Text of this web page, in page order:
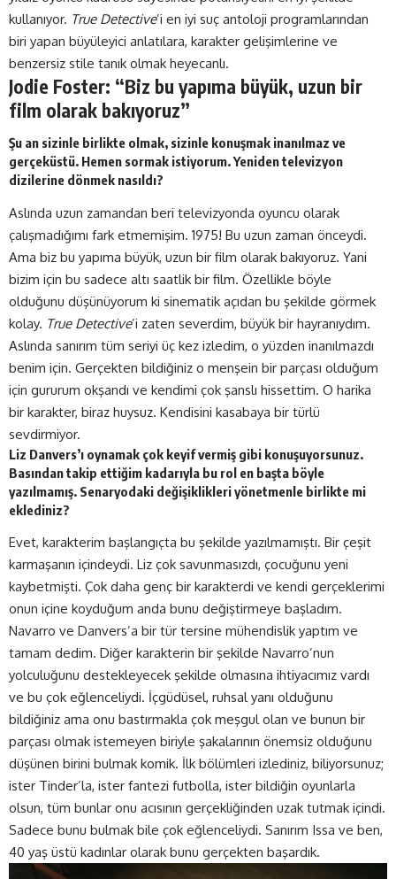
kullanıyor. True Detective’i en iyi suç antoloji programlarından
biri yapan büyüleyici anlatılara, karakter gelişimlerine ve
benzersiz stile tanık olmak heyecanlı.
Jodie Foster: “Biz bu yapıma büyük, uzun bir
film olarak bakıyoruz”
Şu an sizinle birlikte olmak, sizinle konuşmak inanılmaz ve
gerçeküstü. Hemen sormak istiyorum. Yeniden televizyon
dizilerine dönmek nasıldı?
Aslında uzun zamandan beri televizyonda oyuncu olarak
çalışmadığımı fark etmemişim. 1975! Bu uzun zaman önceydi.
Ama biz bu yapıma büyük, uzun bir film olarak bakıyoruz. Yani
bizim için bu sadece altı saatlik bir film. Özellikle böyle
olduğunu düşünüyorum ki sinematik açıdan bu şekilde görmek
kolay. True Detective’i zaten severdim, büyük bir hayranıydım.
Aslında sanırım tüm seriyi üç kez izledim, o yüzden inanılmazdı
benim için. Gerçekten bildiğiniz o menşein bir parçası olduğum
için gururum okşandı ve kendimi çok şanslı hissettim. O harika
bir karakter, biraz huysuz. Kendisini kasabaya bir türlü
sevdirmiyor.
Liz Danvers’ı oynamak çok keyif vermiş gibi konuşuyorsunuz.
Basından takip ettiğim kadarıyla bu rol en başta böyle
yazılmamış. Senaryodaki değişiklikleri yönetmenle birlikte mi
eklediniz?
Evet, karakterim başlangıçta bu şekilde yazılmamıştı. Bir çeşit
karmaşanın içindeydi. Liz çok savunmasızdı, çocuğunu yeni
kaybetmişti. Çok daha genç bir karakterdi ve kendi gerçeklerimi
onun içine koyduğum anda bunu değiştirmeye başladım.
Navarro ve Danvers’a bir tür tersine mühendislik yaptım ve
tamam dedim. Diğer karakterin bir şekilde Navarro’nun
yolculuğunu destekleyecek şekilde olmasına ihtiyacımız vardı
ve bu çok eğlenceliydi. İçgüdüsel, ruhsal yanı olduğunu
bildiğiniz ama onu bastırmakla çok meşgul olan ve bunun bir
parçası olmak istemeyen biriyle şakalarının önemsiz olduğunu
düşünen birini bulmak komik. İlk bölümleri izlediniz, biliyorsunuz;
ister Tinder’la, ister fantezi futbolla, ister bildiğin oyunlarla
olsun, tüm bunlar onu acısının gerçekliğinden uzak tutmak içindi.
Sadece bunu bulmak bile çok eğlenceliydi. Sanırım Issa ve ben,
40 yaş üstü kadınlar olarak bunu gerçekten başardık.